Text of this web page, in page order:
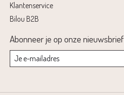
Klantenservice
Bilou B2B
Abonneer je op onze nieuwsbrief